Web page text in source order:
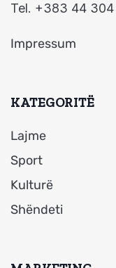
Tel. +383 44 304
Impressum
KATEGORITË
Lajme
Sport
Kulturë
Shëndeti